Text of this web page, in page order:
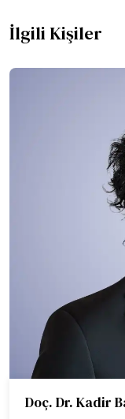
İlgili Kişiler
Doç. Dr. Kadir